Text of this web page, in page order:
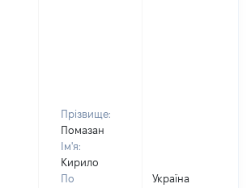
Прізвище:
Помазан
Ім'я:
Кирило
По
Україна